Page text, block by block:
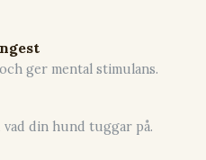
ger mental stimulans.
din hund tuggar på.